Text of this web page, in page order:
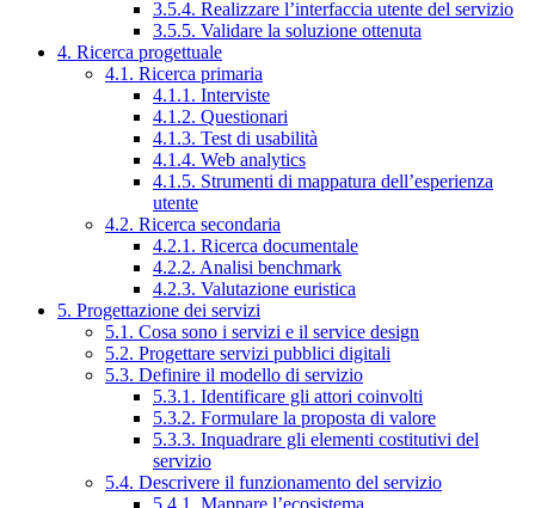
3.5.4. Realizzare l’interfaccia utente del servizio
3.5.5. Validare la soluzione ottenuta
4. Ricerca progettuale
4.1. Ricerca primaria
4.1.1. Interviste
4.1.2. Questionari
4.1.3. Test di usabilità
4.1.4. Web analytics
4.1.5. Strumenti di mappatura dell’esperienza
utente
4.2. Ricerca secondaria
4.2.1. Ricerca documentale
4.2.2. Analisi benchmark
4.2.3. Valutazione euristica
5. Progettazione dei servizi
5.1. Cosa sono i servizi e il service design
5.2. Progettare servizi pubblici digitali
5.3. Definire il modello di servizio
5.3.1. Identificare gli attori coinvolti
5.3.2. Formulare la proposta di valore
5.3.3. Inquadrare gli elementi costitutivi del
servizio
5.4. Descrivere il funzionamento del servizio
5.4.1. Mappare l’ecosistema